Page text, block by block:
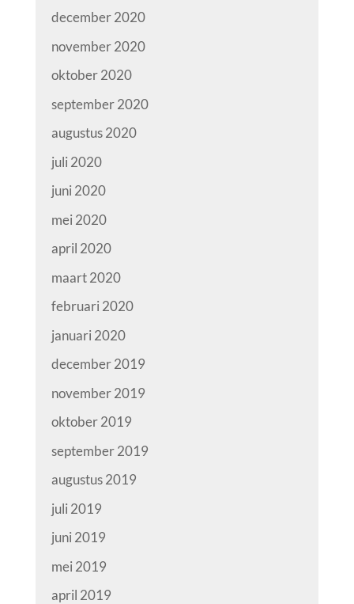
december 2020
november 2020
oktober 2020
september 2020
augustus 2020
juli 2020
juni 2020
mei 2020
april 2020
maart 2020
februari 2020
januari 2020
december 2019
november 2019
oktober 2019
september 2019
augustus 2019
juli 2019
juni 2019
mei 2019
april 2019